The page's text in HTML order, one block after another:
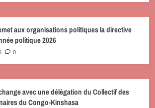
aux organisations politiques la directive
politique 2026
0
avec une délégation du Collectif des
du Congo-Kinshasa